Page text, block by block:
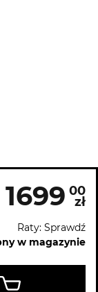
1699 00
zł
Raty: Sprawdź
w magazynie